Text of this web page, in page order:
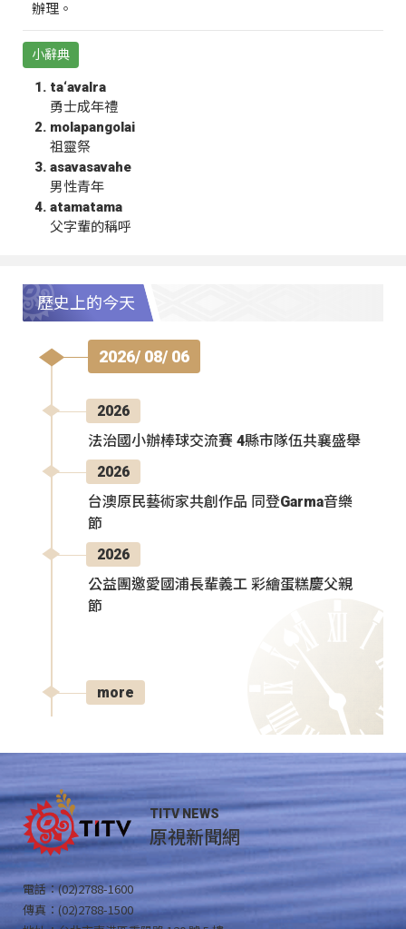
辦理。
小辭典
ta‘avalra
勇士成年禮
molapangolai
祖靈祭
asavasavahe
男性青年
atamatama
父字輩的稱呼
歷史上的今天
2026/ 08/ 06
2026
法治國小辦棒球交流賽 4縣市隊伍共襄盛舉
2026
台澳原民藝術家共創作品 同登Garma音樂
節
2026
公益團邀愛國浦長輩義工 彩繪蛋糕慶父親
節
more
TITV NEWS
原視新聞網
電話：(02)2788-1600
傳真：(02)2788-1500